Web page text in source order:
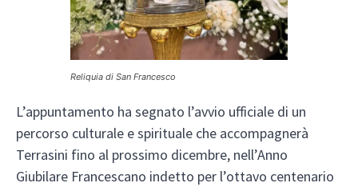
Reliquia di San Francesco
L’appuntamento ha segnato l’avvio ufficiale di un
percorso culturale e spirituale che accompagnerà
Terrasini fino al prossimo dicembre, nell’Anno
Giubilare Francescano indetto per l’ottavo centenario